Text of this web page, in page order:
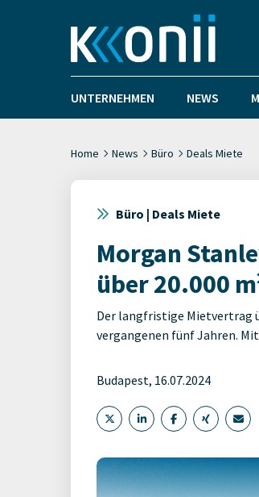
UNTERNEHMEN NEWS
Home News Büro Deals Miete
Büro | Deals Miete
Morgan
über 20.000
Der langfristige Mietvertrag
vergangenen fünf Jahren.
Budapest, 16.07.2024